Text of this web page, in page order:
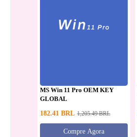
MS Win 11 Pro OEM KEY
GLOBAL
182.41 BRL 1,205.49 BRL
Compre Agora